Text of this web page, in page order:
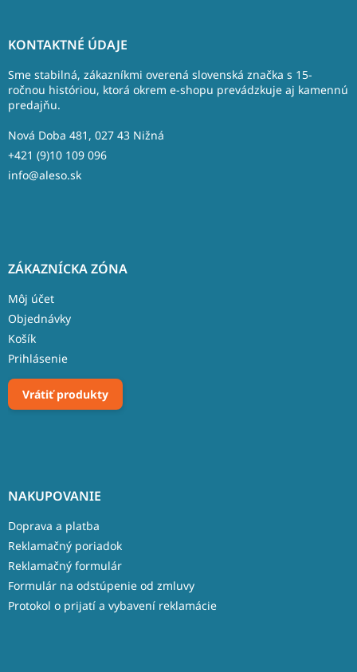
KONTAKTNÉ ÚDAJE
Sme stabilná, zákazníkmi overená slovenská značka s 15-
ročnou históriou, ktorá okrem e-shopu prevádzkuje aj kamennú
predajňu.
Nová Doba 481, 027 43 Nižná
+421 (9)10 109 096
info@aleso.sk
ZÁKAZNÍCKA ZÓNA
Môj účet
Objednávky
Košík
Prihlásenie
Vrátiť produkty
NAKUPOVANIE
Doprava a platba
Reklamačný poriadok
Reklamačný formulár
Formulár na odstúpenie od zmluvy
Protokol o prijatí a vybavení reklamácie